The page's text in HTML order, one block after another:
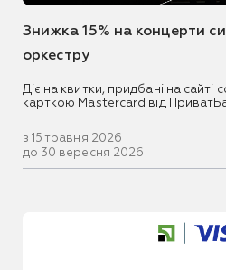
Знижка 15% на концерти
оркестру
Діє на квитки, придбані на
карткою Mastercard від
з 15 травня 2026
до 30 вересня 2026